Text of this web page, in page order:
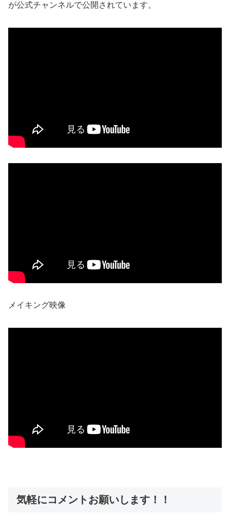
が公式チャンネルで公開されています。
メイキング映像
気軽にコメントお願いします！！